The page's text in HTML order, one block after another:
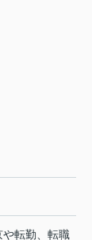
転勤、転職